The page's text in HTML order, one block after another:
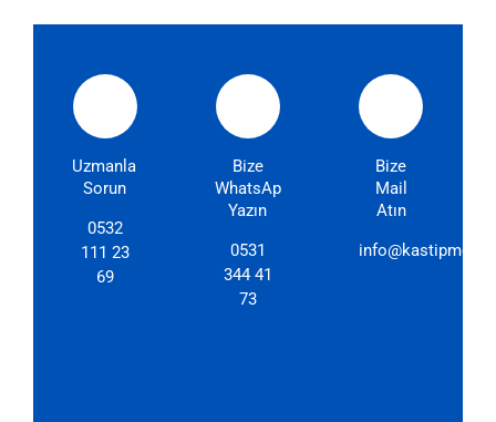
Uzmanlarımıza
Sorun
0532
111 23
69
Bize
WhatsApp'dan
Yazın
0531
344 41
73
Bize
Mail
Atın